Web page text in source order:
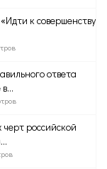
к совершенству
ответа
российской